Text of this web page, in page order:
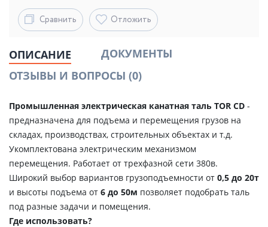
Сравнить Отложить
ОПИСАНИЕ
ДОКУМЕНТЫ
ОТЗЫВЫ И ВОПРОСЫ (0)
Промышленная электрическая канатная таль TOR CD -
предназначена для подъема и перемещения грузов на
складах, производствах, строительных объектах и т.д.
Укомплектована электрическим механизмом
перемещения. Работает от трехфазной сети 380в.
Широкий выбор вариантов грузоподъемности от 0,5 до 20т
и высоты подъема от 6 до 50м позволяет подобрать таль
под разные задачи и помещения.
Где использовать?